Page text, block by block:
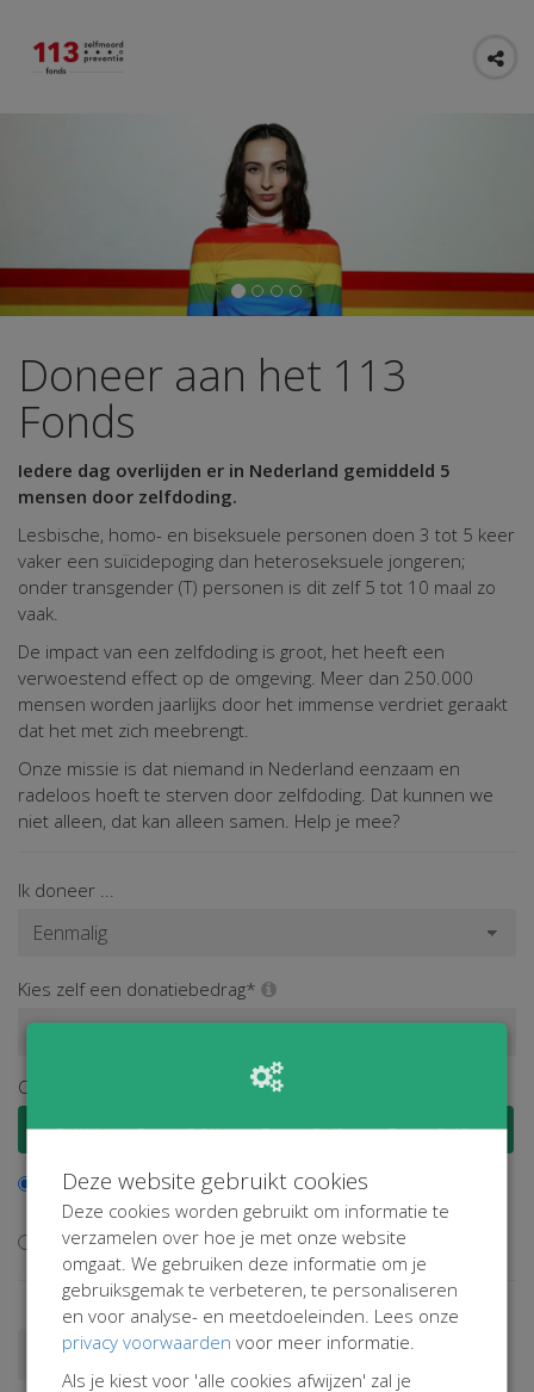
Doneer aan het 113
Fonds
Iedere dag overlijden er in Nederland gemiddeld 5
mensen door zelfdoding.
Lesbische, homo- en biseksuele personen doen 3 tot 5 keer
vaker een suïcidepoging dan heteroseksuele jongeren;
onder transgender (T) personen is dit zelf 5 tot 10 maal zo
vaak.
De impact van een zelfdoding is groot, het heeft een
verwoestend effect op de omgeving. Meer dan 250.000
mensen worden jaarlijks door het immense verdriet geraakt
dat het met zich meebrengt.
Onze missie is dat niemand in Nederland eenzaam en
radeloos hoeft te sterven door zelfdoding. Dat kunnen we
niet alleen, dat kan alleen samen. Help je mee?
Ik doneer ...
Kies zelf een donatiebedrag*
€
Of kies een vaak gekozen bedrag
€ 100 € 50 € 25 € 15
Ik wil bijdragen aan de transactiekosten en betaal € 0,40
extra
Ik wil niet bijdragen aan de transactiekosten
Doneren als persoon Doneren als bedrijf
Deze website gebruikt cookies
Deze cookies worden gebruikt om informatie te
verzamelen over hoe je met onze website
omgaat. We gebruiken deze informatie om je
gebruiksgemak te verbeteren, te personaliseren
en voor analyse- en meetdoeleinden. Lees onze
privacy voorwaarden voor meer informatie.
Als je kiest voor 'alle cookies afwijzen' zal je